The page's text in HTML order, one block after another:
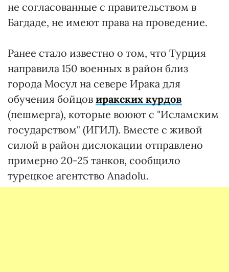
не согласованные с правительством в
Багдаде, не имеют права на проведение.
Ранее стало известно о том, что Турция
направила 150 военных в район близ
города Мосул на севере Ирака для
обучения бойцов иракских курдов
(пешмерга), которые воюют с "Исламским
государством" (ИГИЛ). Вместе с живой
силой в район дислокации отправлено
примерно 20-25 танков, сообщило
турецкое агентство Anadolu.